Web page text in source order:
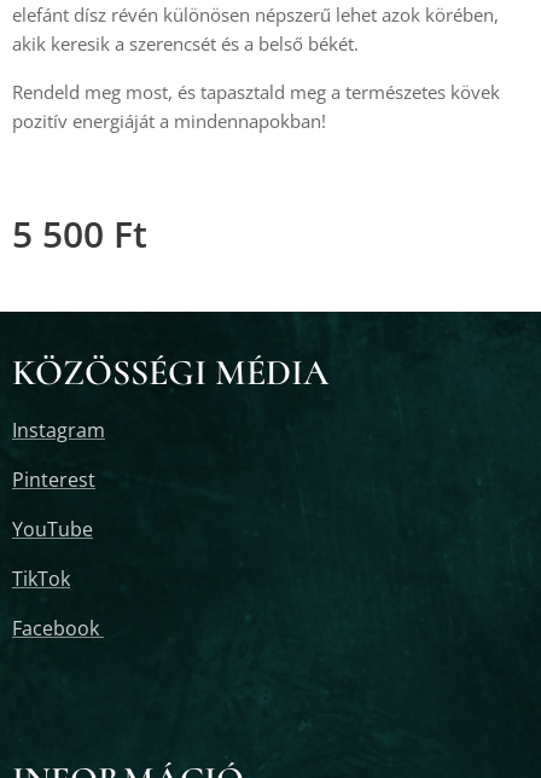
elefánt dísz révén különösen népszerű lehet azok körében,
akik keresik a szerencsét és a belső békét.
Rendeld meg most, és tapasztald meg a természetes kövek
pozitív energiáját a mindennapokban!
5 500 Ft
KÖZÖSSÉGI MÉDIA
Instagram
Pinterest
YouTube
TikTok
Facebook